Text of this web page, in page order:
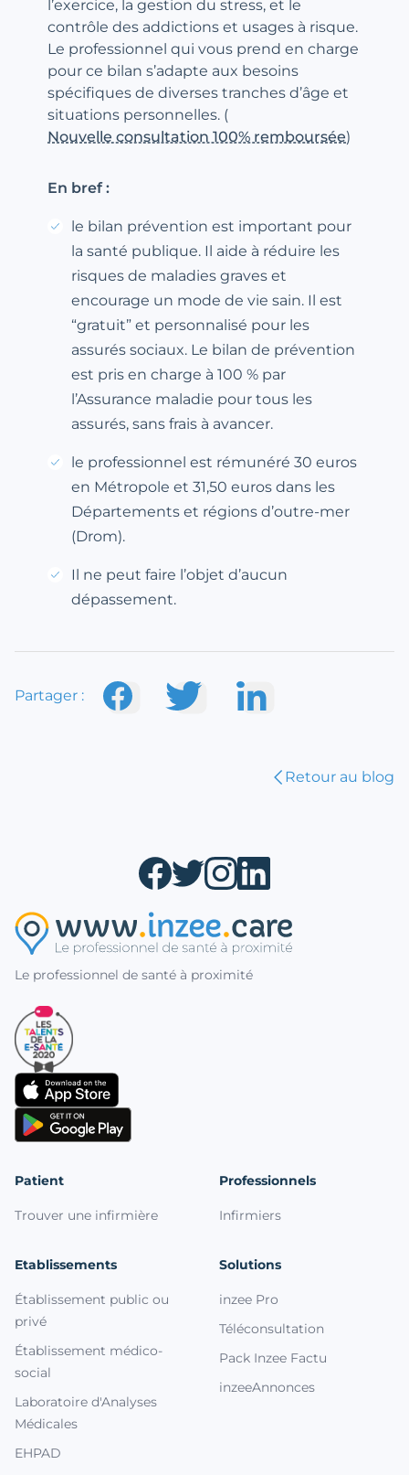
l’exercice, la gestion du stress, et le
contrôle des addictions et usages à risque.
Le professionnel qui vous prend en charge
pour ce bilan s’adapte aux besoins
spécifiques de diverses tranches d’âge et
situations personnelles. (
Nouvelle consultation 100% remboursée)
En bref :
le bilan prévention est important pour
la santé publique. Il aide à réduire les
risques de maladies graves et
encourage un mode de vie sain. Il est
“gratuit” et personnalisé pour les
assurés sociaux. Le bilan de prévention
est pris en charge à 100 % par
l’Assurance maladie pour tous les
assurés, sans frais à avancer.
le professionnel est rémunéré 30 euros
en Métropole et 31,50 euros dans les
Départements et régions d’outre-mer
(Drom).
Il ne peut faire l’objet d’aucun
dépassement.
Retour au blog
Partager :
Le professionnel de santé à proximité
Patient
Trouver une infirmière
Professionnels
Infirmiers
Etablissements
Établissement public ou
privé
Établissement médico-
social
Laboratoire d'Analyses
Médicales
EHPAD
Solutions
inzee Pro
Téléconsultation
Pack Inzee Factu
inzeeAnnonces